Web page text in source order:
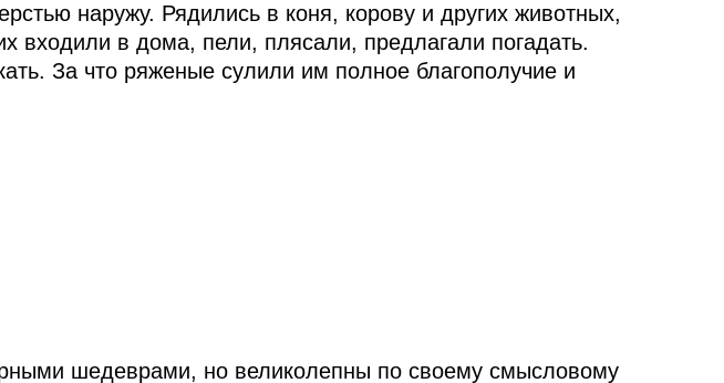
наружу. Рядились в коня, корову и других животных,
в дома, пели, плясали, предлагали погадать.
За что ряженые сулили им полное благополучие и
шедеврами, но великолепны по своему смысловому